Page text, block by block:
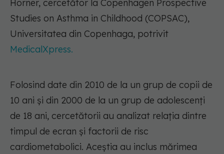
Horner, cercetător la Copenhagen Prospective
Studies on Asthma in Childhood (COPSAC),
Universitatea din Copenhaga, potrivit
MedicalXpress.
Folosind date din 2010 de la un grup de copii de
10 ani și din 2000 de la un grup de adolescenți
de 18 ani, cercetătorii au analizat relația dintre
timpul de ecran și factorii de risc
cardiometabolici. Aceștia au inclus mărimea